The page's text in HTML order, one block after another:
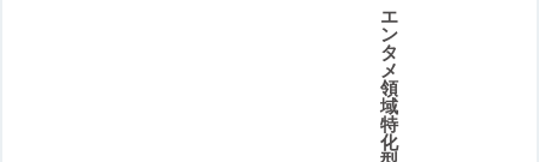
エ
ン
タ
メ
領
域
特
化